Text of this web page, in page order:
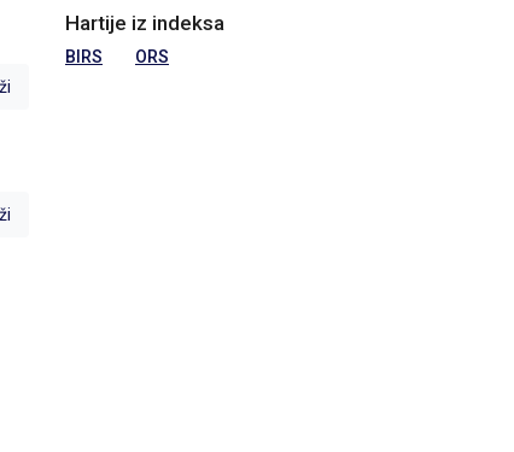
Hartije iz indeksa
BIRS ORS